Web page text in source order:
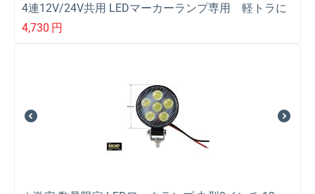
4連12V/24V共用 LEDマーカーランプ専用 軽トラに
最適！
4,730 円